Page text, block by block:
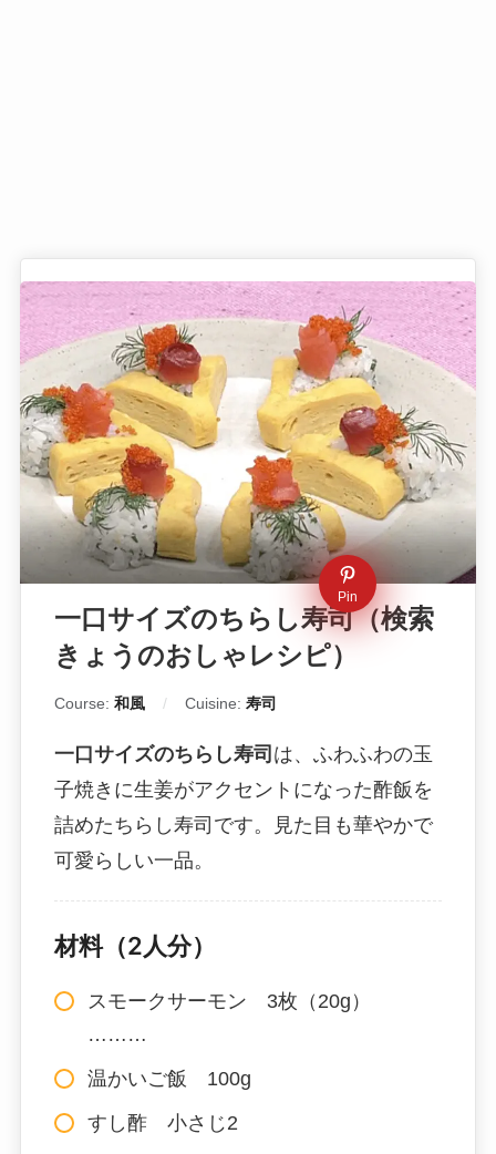
Pin
一口サイズのちらし寿司（検索
きょうのおしゃレシピ）
Course: 和風 Cuisine: 寿司
一口サイズのちらし寿司 は、ふわふわの玉
子焼きに生姜がアクセントになった酢飯を
詰めたちらし寿司です。見た目も華やかで
可愛らしい一品。
材料（2人分）
スモークサーモン 3枚（20g）
………
温かいご飯 100g
すし酢 小さじ2